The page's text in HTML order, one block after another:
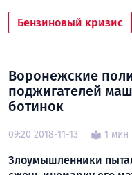
Бензиновый кризис
Воронежские
поджигателей
ботинок
09:20 2018-11-13 1 мин
Злоумышленники